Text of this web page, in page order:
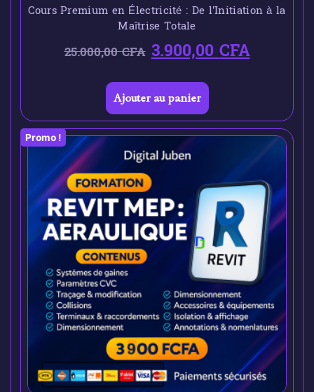
Cours Premium en Électricité : De l’Initiation à la
Maîtrise Totale
25.000,00CFA 3.900,00CFA
Ajouter au panier
Promo !